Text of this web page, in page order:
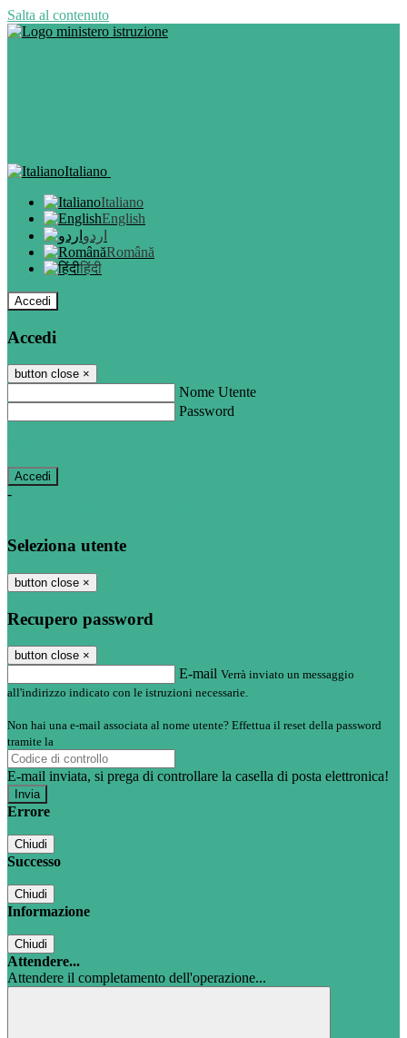
Salta al contenuto
Italiano
Italiano
English
اردو
Română
हिंदी
Accedi
Accedi
button close ×
Nome Utente
Password
-
Seleziona utente
button close ×
Recupero password
button close ×
E-mail Verrà inviato un messaggio
all'indirizzo indicato con le istruzioni necessarie.
Non hai una e-mail associata al nome utente? Effettua il reset della password
tramite la
E-mail inviata, si prega di controllare la casella di posta elettronica!
Errore
Chiudi
Successo
Chiudi
Informazione
Chiudi
Attendere...
Attendere il completamento dell'operazione...